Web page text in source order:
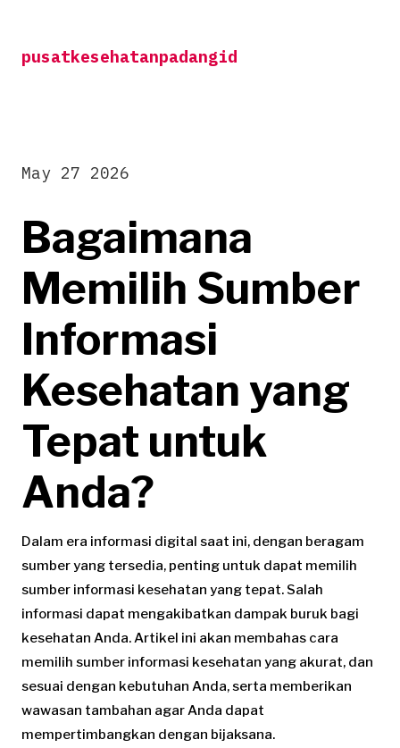
contentpusatkesehatanpadangid
Bagaimana
Memilih Sumber
Informasi
Kesehatan yang
Tepat untuk
Anda?
May 27 2026
Dalam era informasi digital saat ini, dengan beragam
sumber yang tersedia, penting untuk dapat memilih
sumber informasi kesehatan yang tepat. Salah
informasi dapat mengakibatkan dampak buruk bagi
kesehatan Anda. Artikel ini akan membahas cara
memilih sumber informasi kesehatan yang akurat, dan
sesuai dengan kebutuhan Anda, serta memberikan
wawasan tambahan agar Anda dapat
mempertimbangkan dengan bijaksana.